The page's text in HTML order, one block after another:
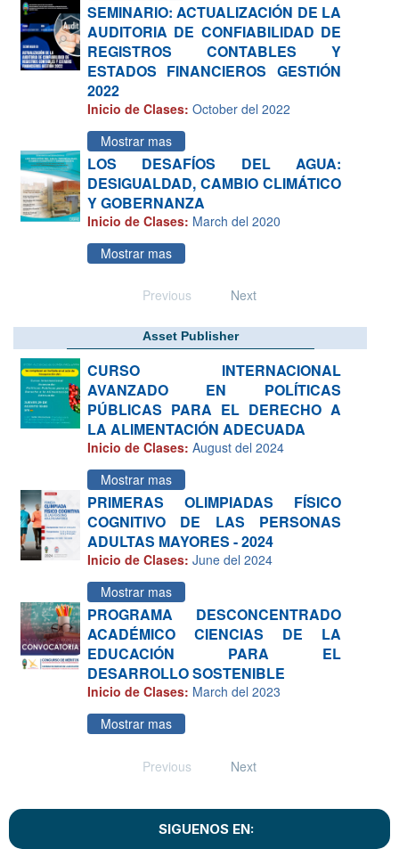
SEMINARIO: ACTUALIZACIÓN DE LA
AUDITORIA DE CONFIABILIDAD DE
REGISTROS CONTABLES Y
ESTADOS FINANCIEROS GESTIÓN
2022
Inicio de Clases: October del 2022
Mostrar mas
LOS DESAFÍOS DEL AGUA:
DESIGUALDAD, CAMBIO CLIMÁTICO
Y GOBERNANZA
Inicio de Clases: March del 2020
Mostrar mas
Previous Next
Asset Publisher
CURSO INTERNACIONAL
AVANZADO EN POLÍTICAS
PÚBLICAS PARA EL DERECHO A
LA ALIMENTACIÓN ADECUADA
Inicio de Clases: August del 2024
Mostrar mas
PRIMERAS OLIMPIADAS FÍSICO
COGNITIVO DE LAS PERSONAS
ADULTAS MAYORES - 2024
Inicio de Clases: June del 2024
Mostrar mas
PROGRAMA DESCONCENTRADO
ACADÉMICO CIENCIAS DE LA
EDUCACIÓN PARA EL
DESARROLLO SOSTENIBLE
Inicio de Clases: March del 2023
Mostrar mas
Previous Next
SIGUENOS EN: